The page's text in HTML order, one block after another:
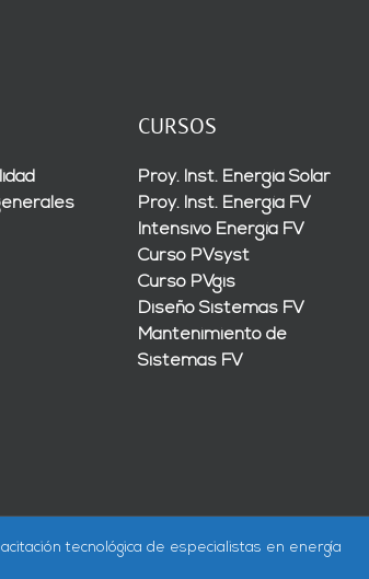
CURSOS
Proy. Inst. Energía Solar
Proy. Inst. Energía FV
Intensivo Energía FV
Curso PVsyst
Curso PVgis
Diseño Sistemas FV
Mantenimiento de
Sistemas FV
tecnológica de especialistas en energía